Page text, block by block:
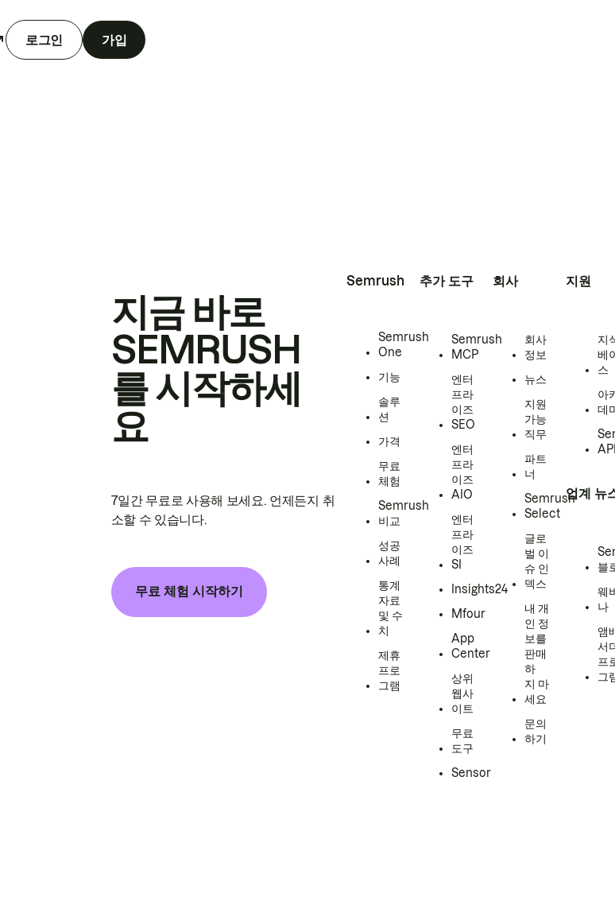
로그인 가입
지금 바로
SEMRUSH
를 시작하세
요
7일간 무료로 사용해 보세요. 언제든지 취
소할 수 있습니다.
무료 체험 시작하기
Semrush
Semrush
One
기능
솔루
션
가격
무료
체험
Semrush
비교
성공
사례
통계
자료
및 수
치
제휴
프로
그램
추가 도구
Semrush
MCP
엔터
프라
이즈
SEO
엔터
프라
이즈
AIO
엔터
프라
이즈
SI
Insights24
Mfour
App
Center
상위
웹사
이트
무료
도구
Sensor
회사
회사
정보
뉴스
지원
가능
직무
파트
너
Semrush
Select
글로
벌 이
슈 인
덱스
내 개
인 정
보를
판매
하
지 마
세요
문의
하기
지원
지
베
스
아
데
업계 뉴
블
웨
나
앰
서
프
그